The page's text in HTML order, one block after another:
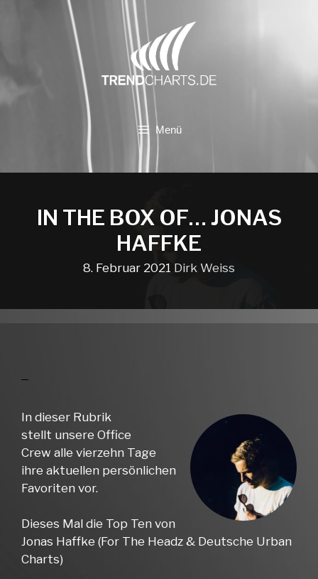
Menü
IN THE BOX OF… JONAS
HAFFKE
8. Februar 2021 Dirk Weiss
In dieser Rubrik
stellt unsere Office
Crew alle vierzehn Tage
ihre aktuellen persönlichen
Favoriten vor.
Dieses Mal die Top Ten von
Jonas Haffke (For The Headz & Deutsche Urban
Charts)